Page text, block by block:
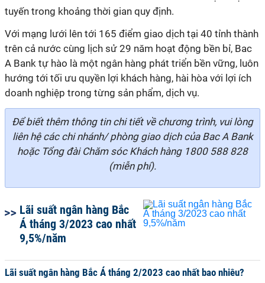
tuyến trong khoảng thời gian quy định.
Với mạng lưới lên tới 165 điểm giao dịch tại 40 tỉnh thành
trên cả nước cùng lịch sử 29 năm hoạt động bền bỉ, Bac
A Bank tự hào là một ngân hàng phát triển bền vững, luôn
hướng tới tối ưu quyền lợi khách hàng, hài hòa với lợi ích
doanh nghiệp trong từng sản phẩm, dịch vụ.
Để biết thêm thông tin chi tiết về chương trình, vui lòng
liên hệ các chi nhánh/ phòng giao dịch của Bac A Bank
hoặc Tổng đài Chăm sóc Khách hàng 1800 588 828
(miễn phí).
Lãi suất ngân hàng Bắc
Á tháng 3/2023 cao nhất
9,5%/năm
Lãi suất ngân hàng Bắc Á tháng 2/2023 cao nhất bao nhiêu?